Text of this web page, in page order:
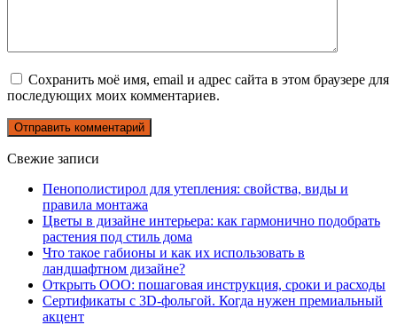
Сохранить моё имя, email и адрес сайта в этом браузере для
последующих моих комментариев.
Свежие записи
Пенополистирол для утепления: свойства, виды и
правила монтажа
Цветы в дизайне интерьера: как гармонично подобрать
растения под стиль дома
Что такое габионы и как их использовать в
ландшафтном дизайне?
Открыть ООО: пошаговая инструкция, сроки и расходы
Сертификаты с 3D-фольгой. Когда нужен премиальный
акцент